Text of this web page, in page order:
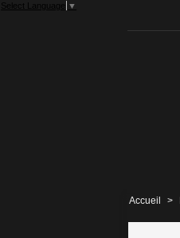
Select Language ▼
Accueil >